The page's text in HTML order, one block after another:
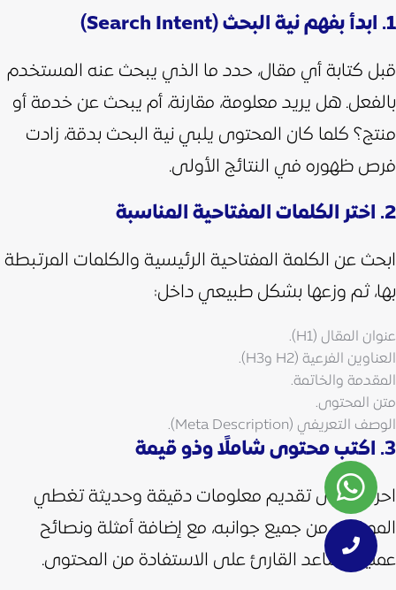
1. ابدأ بفهم نية البحث (Search Intent)
قبل كتابة أي مقال، حدد ما الذي يبحث عنه المستخدم
بالفعل. هل يريد معلومة، مقارنة، أم يبحث عن خدمة أو
منتج؟ كلما كان المحتوى يلبي نية البحث بدقة، زادت
فرص ظهوره في النتائج الأولى.
2. اختر الكلمات المفتاحية المناسبة
ابحث عن الكلمة المفتاحية الرئيسية والكلمات المرتبطة
بها، ثم وزعها بشكل طبيعي داخل:
عنوان المقال (H1).
العناوين الفرعية (H2 وH3).
المقدمة والخاتمة.
متن المحتوى.
الوصف التعريفي (Meta Description).
3. اكتب محتوى شاملًا وذو قيمة
احرص على تقديم معلومات دقيقة وحديثة تغطي
الموضوع من جميع جوانبه، مع إضافة أمثلة ونصائح
عملية تساعد القارئ على الاستفادة من المحتوى.